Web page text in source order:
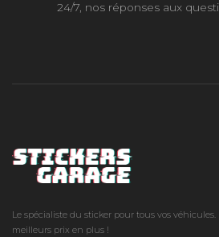
24/7, nos réponses aux
Le spécialiste du sticker pour tous vos
meilleurs prix en plus !